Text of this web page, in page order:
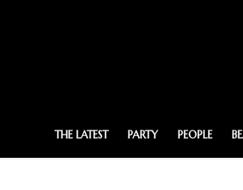
THE LATEST PARTY PEOPLE